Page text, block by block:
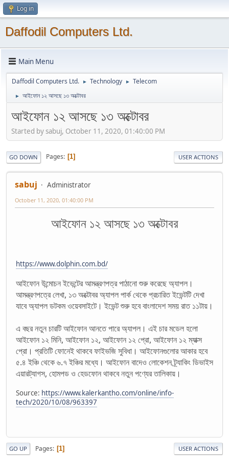
Log in
Daffodil Computers Ltd.
Main Menu
Daffodil Computers Ltd. ► Technology ► Telecom
► আইফোন ১২ আসছে ১৩ অক্টোবর
আইফোন ১২ আসছে ১৩ অক্টোবর
Started by sabuj, October 11, 2020, 01:40:00 PM
GO DOWN Pages 1 USER ACTIONS
sabuj Administrator
October 11, 2020, 01:40:00 PM
আইফোন ১২ আসছে ১৩ অক্টোবর
https://www.dolphin.com.bd/
আইফোন উন্মোচন ইভেন্টের আমন্ত্রণপত্র পাঠানো শুরু করেছে অ্যাপল।
আমন্ত্রণপত্রে লেখা, ১৩ অক্টোবর অ্যাপল পার্ক থেকে প্রচারিত ইভেন্টটি দেখা
যাবে অ্যাপল ডটকম ওয়েবসাইটে। ইভেন্ট শুরু হবে বাংলাদেশ সময় রাত ১১টায়।
এ বছর নতুন চারটি আইফোন আনতে পারে অ্যাপল। এই চার মডেল হলো
আইফোন ১২ মিনি, আইফোন ১২, আইফোন ১২ প্রো, আইফোন ১২ ম্যাক্স
প্রো। প্রতিটি ফোনেই থাকবে ফাইভজি সুবিধা। আইফোনগুলোর আকার হবে
৫.৪ ইঞ্চি থেকে ৬.৭ ইঞ্চির মধ্যে। আইফোন বাদেও লোকেশন ট্র্যাকিং ডিভাইস
এয়ারট্যাগস, হোমপড ও হেডফোন থাকবে নতুন পণ্যের তালিকায়।
Source: https://www.kalerkantho.com/online/info-
tech/2020/10/08/963397
GO UP Pages 1 USER ACTIONS